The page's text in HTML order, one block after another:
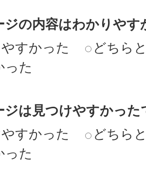
ジの内容はわかりやす
すかった
どちら
った
ジは見つけやすかった
すかった
どちら
った